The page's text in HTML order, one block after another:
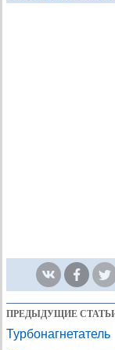
ПРЕДЫДУЩИЕ
Турбонагнетатель